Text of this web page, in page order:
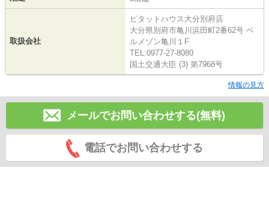
取扱会社
ピタットハウス大分別府店
大分県別府市亀川浜田町2番62号 ベ
ルメゾン亀川１F
TEL:0977-27-8080
国土交通大臣 (3) 第7968号
情報の見方
メールでお問い合わせする(無料)
電話でお問い合わせする